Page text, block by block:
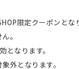
限定クーポンとな
。
となります。
外となります。